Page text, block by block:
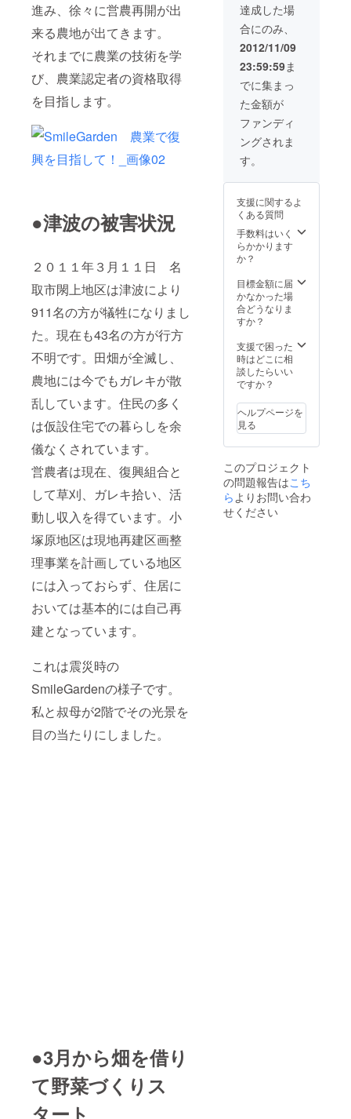
進み、徐々に営農再開が出
来る農地が出てきます。
それまでに農業の技術を学
び、農業認定者の資格取得
を目指します。
●津波の被害状況
２０１１年３月１１日 名
取市閖上地区は津波により
911名の方が犠牲になりまし
た。現在も43名の方が行方
不明です。田畑が全滅し、
農地には今でもガレキが散
乱しています。住民の多く
は仮設住宅での暮らしを余
儀なくされています。
営農者は現在、復興組合と
して草刈、ガレキ拾い、活
動し収入を得ています。小
塚原地区は現地再建区画整
理事業を計画している地区
には入っておらず、住居に
おいては基本的には自己再
建となっています。
これは震災時の
SmileGardenの様子です。
私と叔母が2階でその光景を
目の当たりにしました。
●3月から畑を借り
て野菜づくりス
達成した場
合にのみ、
2012/11/09
23:59:59ま
でに集まっ
た金額が
ファンディ
ングされま
す。
支援に関するよ
くある質問
手数料はいく
らかかります
か？
目標金額に届
かなかった場
合どうなりま
すか？
支援で困った
時はどこに相
談したらいい
ですか？
ヘルプページを
見る
このプロジェクト
の問題報告はこち
らよりお問い合わ
せください